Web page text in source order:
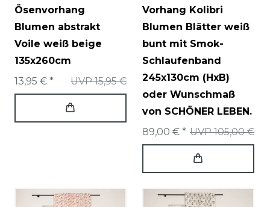
Ösenvorhang
Blumen abstrakt
Voile weiß beige
135x260cm
UVP 15,95 €
13,95 € *
Vorhang Kolibri
Blumen Blätter weiß
bunt mit Smok-
Schlaufenband
245x130cm (HxB)
oder Wunschmaß
von SCHÖNER LEBEN.
UVP 105,00 €
89,00 € *